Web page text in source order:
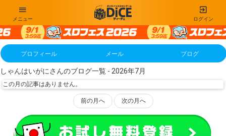
ログイン
メニュー
プロフィール メール ブログ
しゃんはいがにさんのブログ一覧 - 2026年7月
この月の記事はありません。
前の月へ 次の月へ